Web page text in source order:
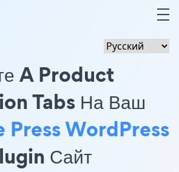
A Product
Tabs На Ваш
Press WordPress
Сайт